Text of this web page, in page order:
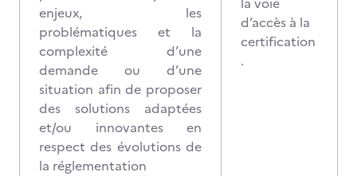
enjeux, les
problématiques et la
complexité d’une
demande ou d’une
situation afin de proposer
des solutions adaptées
et/ou innovantes en
respect des évolutions de
la réglementation
d’accès à la
certification
.